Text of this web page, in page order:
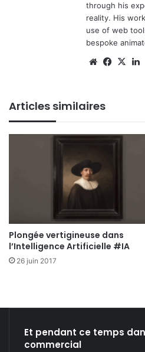
through his
reality. His
use of web
bespoke
WebsiteX
Articles similaires
Plongée vertigineuse dans
l’Intelligence Artificielle #IA
26 juin 2017
Et pendant ce temps
commercial